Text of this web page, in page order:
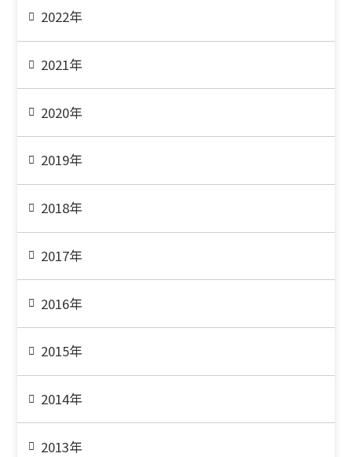
2022年
2021年
2020年
2019年
2018年
2017年
2016年
2015年
2014年
2013年